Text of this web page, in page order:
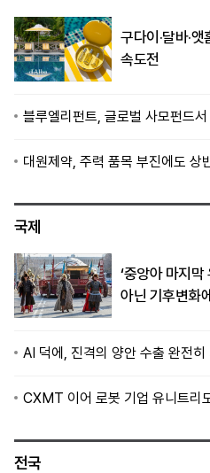
구다이·달바·
속도전
블루엘리펀트, 글로벌 사모펀드
대원제약, 주력 품목 부진에도
국제
‘중앙아 마지막
아닌 기후변화
AI 덕에, 진격의 양안 수출 완전히
CXMT 이어 로봇 기업 유니트리
전국